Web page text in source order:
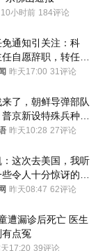
10小时前 184评论
通知引关注：科
自愿辞职，转任思
员昨天17:00 31评论
来了，朝鲜导弹部队
京新设特殊兵种，
将扛旗
昨天10:28 27评论
这次去美国，我听
令人十分惊讶的消
昨天08:47 62评论
遭漏诊后死亡 医生
点冤
17:20 39评论